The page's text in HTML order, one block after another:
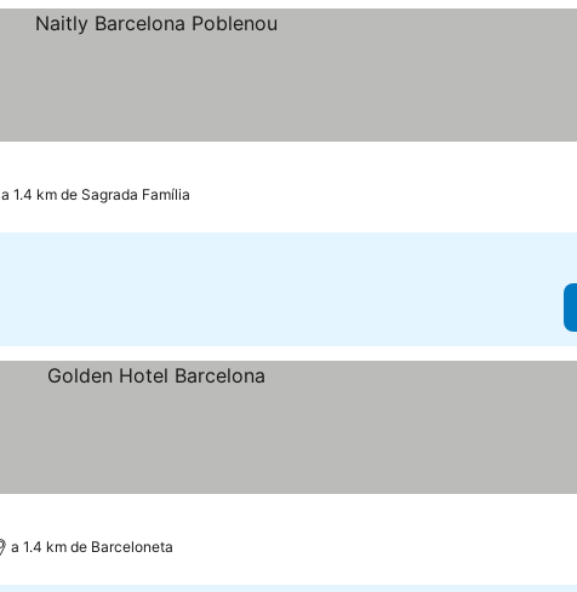
a 1.4 km de Sagrada Família
a 1.4 km de Barceloneta